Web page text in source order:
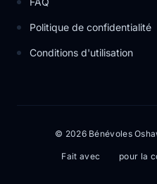
Politique de confidentialité
Conditions d'utilisation
© 2026 Bénévoles
Fait avec pour la